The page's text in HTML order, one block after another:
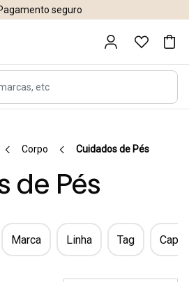
seguro
Corpo Cuidados de Pés
de Pés
Marca Linha Tag